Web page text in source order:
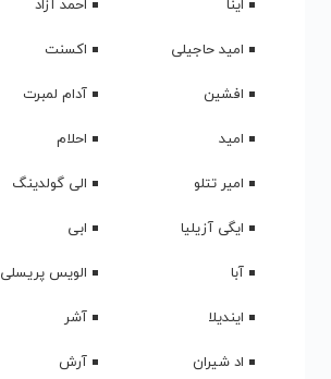
امید حاجیلی
اکسنت
افشین
آدام لمبرت
امید
احلام
امیر تتلو
الی گولدینگ
ایگی آزیلیا
ابی
آبا
الویس پریسلی
ایندیلا
آشر
اد شیران
آرش